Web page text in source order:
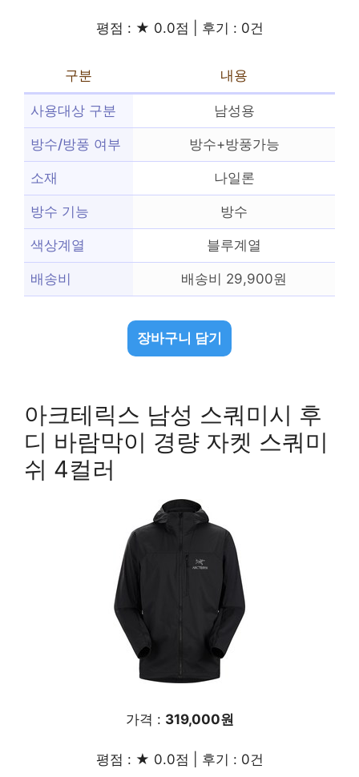
평점 : ★ 0.0점 | 후기 : 0건
구분 내용
사용대상 구분 남성용
방수/방풍 여부 방수+방풍가능
소재 나일론
방수 기능 방수
색상계열 블루계열
배송비 배송비 29,900원
장바구니 담기
아크테릭스 남성 스쿼미시 후
디 바람막이 경량 자켓 스쿼미
쉬 4컬러
가격 : 319,000원
평점 : ★ 0.0점 | 후기 : 0건